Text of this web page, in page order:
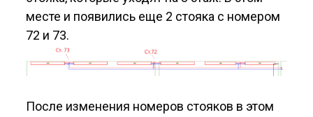
месте и появились еще 2 стояка с номером
72 и 73.
После изменения номеров стояков в этом